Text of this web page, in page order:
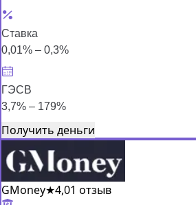
Ставка
0,01% – 0,3%
ГЭСВ
3,7% – 179%
Получить деньги
GMoney★4,01 отзыв